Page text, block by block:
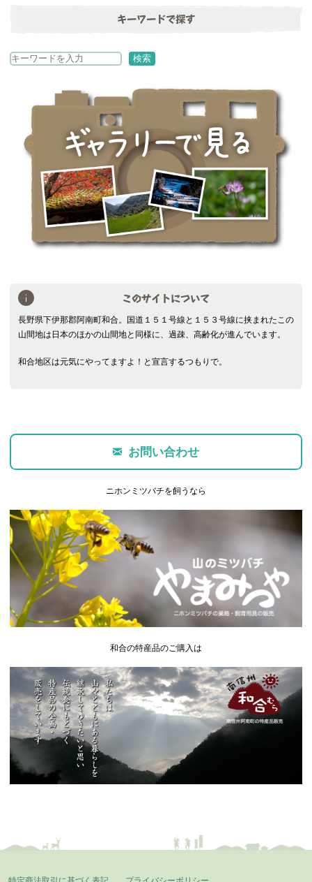
キーワードで探す
検
検索
このサイトについて
長野県下伊那郡阿南町和合。国道１５１号線と１５３号線に挟まれたこの
山間地は日本のほかの山間地と同様に、過疎、高齢化が進んでいます。
和合地区は元気にやってますよ！と宣言するつもりで。
お問い合わせ
ニホンミツバチを飼うなら
和合の特産品のご購入は